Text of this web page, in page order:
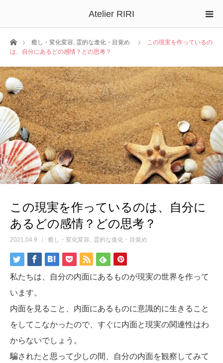
Atelier RIRI
ホーム癒し・変化変容, 霊的な進化・目覚め
この現実を作っているの
は、自分にあるどの感情？どの思考？
この現実を作っているのは、自分に
あるどの感情？どの思考？
2021.04.9 癒し・変化変容 霊的な進化・目覚め
私たちは、自分の内面にあるものが現実の世界を作って
います。
内面を見ること、内面にあるものに意識的に生きること
をしてこなかったので、すぐに内面と現実の関連性はわ
からないでしょう。
騙されたと思って少しの間、自分の内面を観察してみて